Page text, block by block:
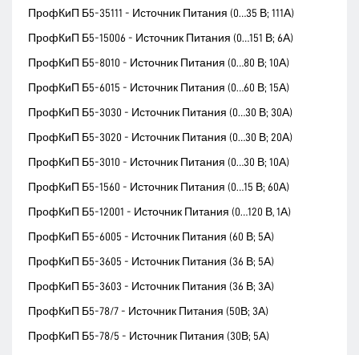
ПрофКиП Б5-35111 - Источник Питания (0…35 В; 111А)
ПрофКиП Б5-15006 - Источник Питания (0…151 В; 6А)
ПрофКиП Б5-8010 - Источник Питания (0…80 В; 10А)
ПрофКиП Б5-6015 - Источник Питания (0…60 В; 15А)
ПрофКиП Б5-3030 - Источник Питания (0…30 В; 30А)
ПрофКиП Б5-3020 - Источник Питания (0…30 В; 20А)
ПрофКиП Б5-3010 - Источник Питания (0…30 В; 10А)
ПрофКиП Б5-1560 - Источник Питания (0…15 В; 60А)
ПрофКиП Б5-12001 - Источник Питания (0…120 В, 1А)
ПрофКиП Б5-6005 - Источник Питания (60 В; 5А)
ПрофКиП Б5-3605 - Источник Питания (36 В; 5А)
ПрофКиП Б5-3603 - Источник Питания (36 В; 3А)
ПрофКиП Б5-78/7 - Источник Питания (50В; 3А)
ПрофКиП Б5-78/5 - Источник Питания (30В; 5А)